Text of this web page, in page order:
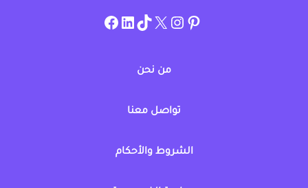
pinterest
allcouponat
twitter
TikTok
linkedin
facebook
من نحن
تواصل معنا
الشروط والأحكام